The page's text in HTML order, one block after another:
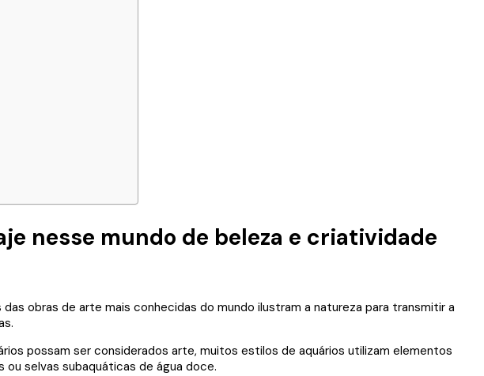
nesse mundo de beleza e criatividade
obras de arte mais conhecidas do mundo ilustram a natureza para transmitir a
possam ser considerados arte, muitos estilos de aquários utilizam elementos
selvas subaquáticas de água doce.